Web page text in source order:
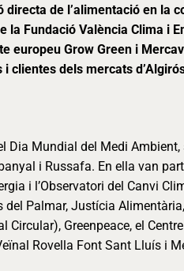
de l’alimentació en la
la Fundació València Clima i
europeu Grow Green i
clientes dels mercats
Dia Mundial del Medi
i Russafa. En ella van
i l’Observatori del Canvi
Palmar, Justícia
Greenpeace, el
Rovella Font Sant Lluís i